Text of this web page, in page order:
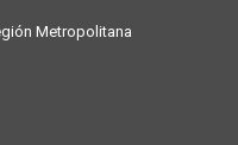
Metropolitana